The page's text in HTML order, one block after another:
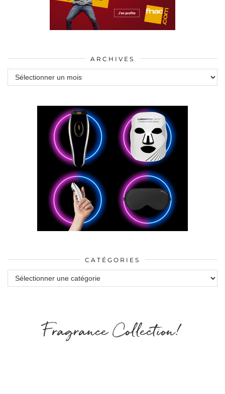
ARCHIVES
Archives
CATÉGORIES
Catégories
Fragrance Collection!